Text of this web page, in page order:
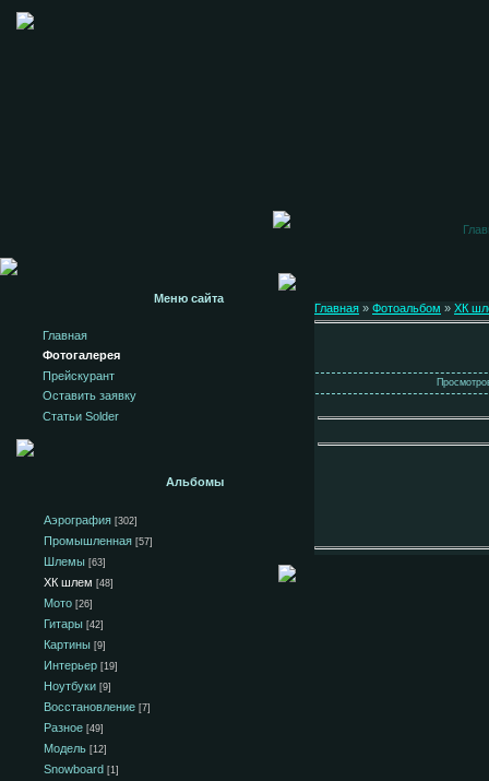
Меню сайта
Главная
Фотогалерея
Прейскурант
Оставить заявку
Статьи Solder
Альбомы
Аэрография [302]
Промышленная [57]
Шлемы [63]
ХК шлем [48]
Мото [26]
Гитары [42]
Картины [9]
Интерьер [19]
Ноутбуки [9]
Восстановление [7]
Разное [49]
Модель [12]
Snowboard [1]
Главная » Фотоальбом » ХК